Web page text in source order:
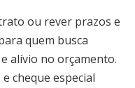
ou rever prazos e
quem busca
e alívio no orçamento.
cheque especial